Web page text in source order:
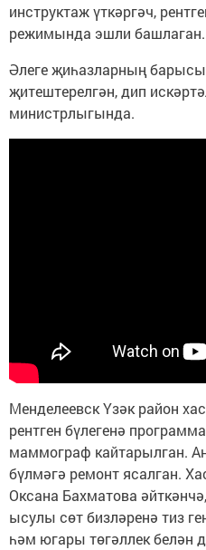
инструктаж үткәргәч,
режимында эшли башлаган.
Әлеге җиһазларның
җитештерелгән, дип
министрлыгында.
Менделеевск Үзәк район
рентген бүлегенә
маммограф кайтарылган.
бүлмәгә ремонт ясалган.
Оксана Бахматова
ысулы сөт бизләренә тиз
һәм югары төгәллек белән